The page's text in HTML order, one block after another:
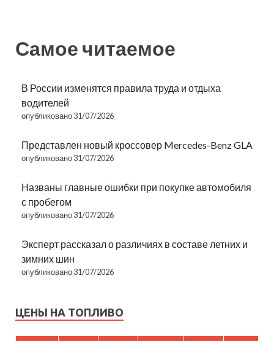
Самое читаемое
В России изменятся правила труда и отдыха
водителей
опубликовано 31/07/2026
Представлен новый кроссовер Mercedes-Benz GLA
опубликовано 31/07/2026
Названы главные ошибки при покупке автомобиля
с пробегом
опубликовано 31/07/2026
Эксперт рассказал о различиях в составе летних и
зимних шин
опубликовано 31/07/2026
ЦЕНЫ НА ТОПЛИВО